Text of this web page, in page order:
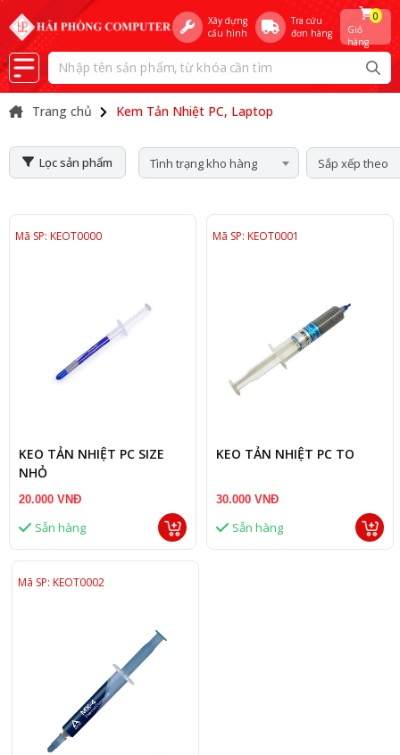
Xây dựng
cấu hình
Tra cứu
đơn hàng
Giỏ
hàng
0
Trang chủ Kem Tản Nhiệt PC, Laptop
Lọc sản phẩm Tình trạng kho hàng Sắp xếp theo
Mã SP: KEOT0000
KEO TẢN NHIỆT PC SIZE
NHỎ
20.000 VNĐ
Sẵn hàng
Mã SP: KEOT0001
KEO TẢN NHIỆT PC TO
30.000 VNĐ
Sẵn hàng
Mã SP: KEOT0002